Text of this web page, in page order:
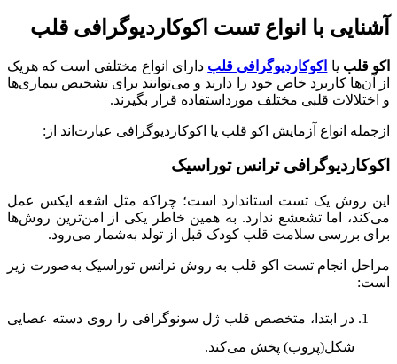
آشنایی با انواع تست اکوکاردیوگرافی قلب
اکو قلب یا اکوکاردیوگرافی قلب دارای انواع مختلفی است که هریک
از آن‌ها کاربرد خاص خود را دارند و می‌توانند برای تشخیص بیماری‌ها
و اختلالات قلبی مختلف مورداستفاده قرار بگیرند.
ازجمله انواع آزمایش اکو قلب یا اکوکاردیوگرافی عبارت‌اند از:
اکوکاردیوگرافی ترانس توراسیک
این روش یک تست استاندارد است؛ چراکه مثل اشعه ایکس عمل
می‌کند، اما تشعشع ندارد. به‌ همین‌ خاطر یکی از امن‌ترین روش‌ها
برای بررسی سلامت قلب کودک قبل از تولد به‌شمار می‌رود.
مراحل انجام تست اکو قلب به روش ترانس توراسیک به‌صورت زیر
است:
در ابتدا، متخصص قلب ژل سونوگرافی را روی دسته عصایی
شکل(پروب) پخش می‌کند.